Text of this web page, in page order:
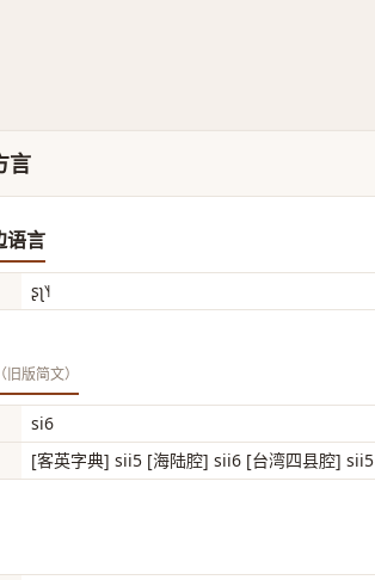
言
语言
ʂʅ˥˧
（旧版简文）
si6
[客英字典] sii5 [海陆腔] sii6 [台湾四县腔] sii5